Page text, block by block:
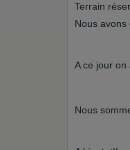
Terrain
Nous avons
A ce jour
Nous